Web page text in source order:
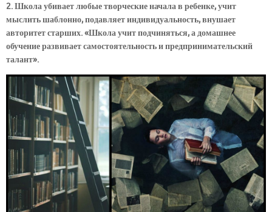
2. Школа убивает любые творческие начала в ребенке, учит
мыслить шаблонно, подавляет индивидуальность, внушает
авторитет старших. «Школа учит подчиняться, а домашнее
обучение развивает самостоятельность и предпринимательский
талант».